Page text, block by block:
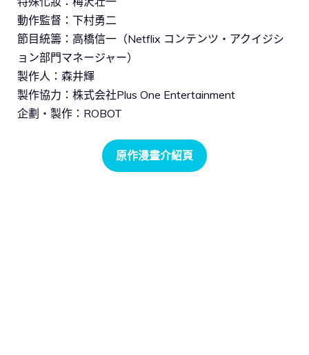
動作監督：下村勇二
節目統籌：高橋信一（Netflix コンテンツ・アクイジシ
ョン部門マネージャー）
製作人：森井輝
製作協力：株式会社Plus One Entertainment
企劃・製作：ROBOT
原作漫畫介紹頁